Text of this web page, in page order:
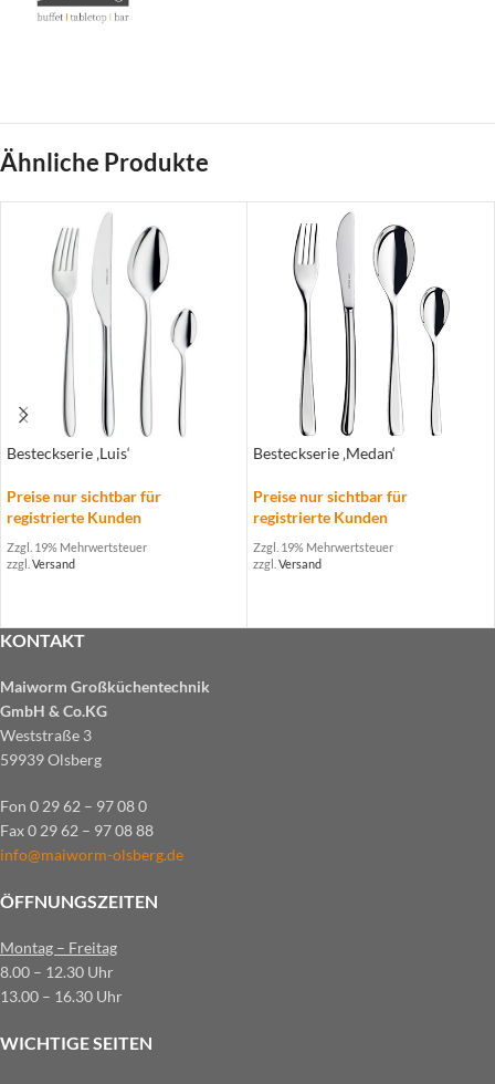
Ähnliche Produkte
Besteckserie ‚Luis‘
Preise nur sichtbar für
registrierte Kunden
Zzgl. 19% Mehrwertsteuer
zzgl. Versand
Besteckserie ‚Medan‘
Preise nur sichtbar für
registrierte Kunden
Zzgl. 19% Mehrwertsteuer
zzgl. Versand
KONTAKT
Maiworm Großküchentechnik
GmbH & Co.KG
Weststraße 3
59939 Olsberg
Fon 0 29 62 – 97 08 0
Fax 0 29 62 – 97 08 88
info@maiworm-olsberg.de
ÖFFNUNGSZEITEN
Montag – Freitag
8.00 – 12.30 Uhr
13.00 – 16.30 Uhr
WICHTIGE SEITEN